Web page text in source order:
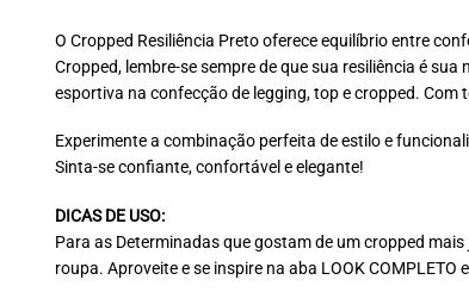
O Cropped Resiliência Preto oferece equilíbrio entre
Cropped, lembre-se sempre de que sua resiliência é
esportiva na confecção de legging, top e cropped.
Experimente a combinação perfeita de estilo e
Sinta-se confiante, confortável e elegante!
DICAS DE USO:
Para as Determinadas que gostam de um cropped
roupa. Aproveite e se inspire na aba LOOK